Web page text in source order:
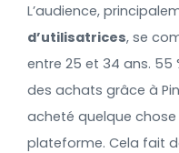
L’audience,
d’utilisatrices, se
entre 25 et 34 ans.
des achats grâce à
acheté quelque chose
plateforme. Cela fait